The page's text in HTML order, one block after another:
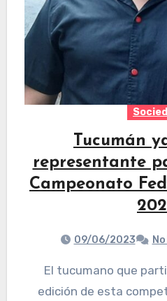
Tucumán
representante
Campeonato
09/06/2023
El tucumano que participará de la quinta
edición de esta